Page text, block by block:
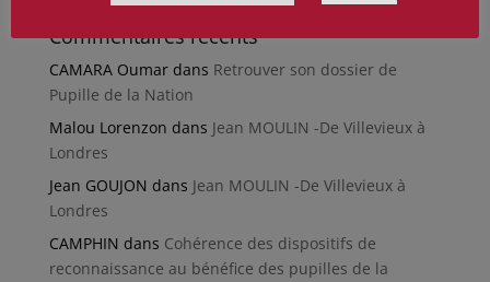
Commentaires récents
CAMARA Oumardans Retrouver son dossier de
Pupille de la Nation
Malou Lorenzon dans Jean MOULIN -De Villevieux à
Londres
Jean GOUJON dans Jean MOULIN -De Villevieux à
Londres
CAMPHIN dans Cohérence des dispositifs de
reconnaissance au bénéfice des pupilles de la